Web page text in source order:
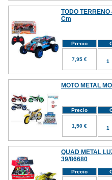
TODO
Cm
Precio
7,95 €
MOTO METAL
Precio
1,50 €
QUAD METAL
39/86680
Precio